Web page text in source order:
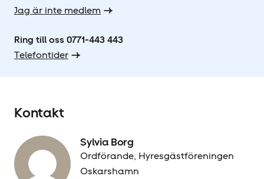
Jag är inte medlem
Ring till oss 0771-443 443
Telefontider
Kontakt
Sylvia Borg
Ordförande, Hyresgäst­föreningen
Oskarshamn